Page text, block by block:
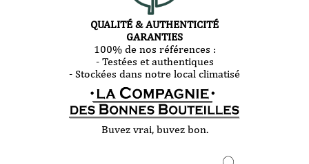
QUALITÉ & AUTHENTICITÉ
GARANTIES
100% de nos références :
- Testées et authentiques
- Stockées dans notre local climatisé
Buvez vrai, buvez bon.